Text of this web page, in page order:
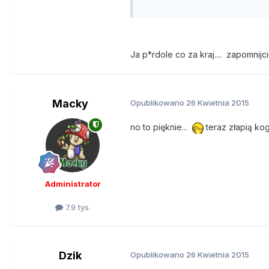
powiedział Kabaciński. Poseł
interpretacyjnej". Wcześniej za
W myśl wcześniejszej definicji
Ja p*rdole co za kraj....
Macky
Administrator
7.9 tys.
Opublikowano 26 Kwietnia 2015
no to pięknie... teraz złapią
Dzik Opublikowano 26 Kwietnia 2015